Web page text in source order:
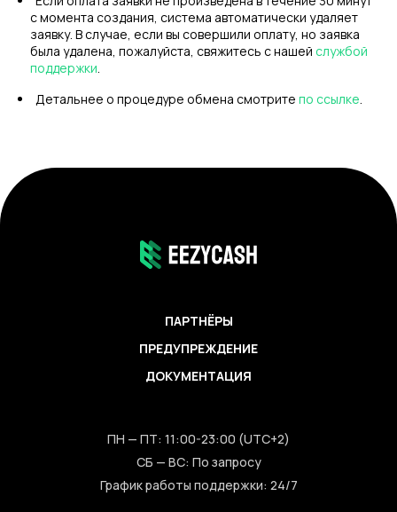
с момента создания, система автоматически удаляет
заявку. В случае, если вы совершили оплату, но заявка
была удалена, пожалуйста, свяжитесь с нашей службой
поддержки.
Детальнее о процедуре обмена смотрите по ссылке.
ПАРТНЁРЫ
ПРЕДУПРЕЖДЕНИЕ
ДОКУМЕНТАЦИЯ
ПН — ПТ: 11:00-23:00 (UTC+2)
СБ — ВС: По запросу
График работы поддержки: 24/7